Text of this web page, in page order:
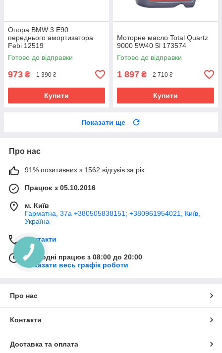
Опора BMW 3 E90
переднього амортизатора
Febi 12519
Готово до відправки
973 ₴ 1 390 ₴
Купити
Моторне масло Total Quartz
9000 5W40 5l 173574
Готово до відправки
1 897 ₴ 2 710 ₴
Купити
Показати ще
Про нас
91% позитивних з 1562 відгуків за рік
Працює з 05.10.2016
м. Київ
Гарматна, 37а +380505838151; +380961954021, Київ,
Україна
Контакти
Сьогодні працює з 08:00 до 20:00
Показати весь графік роботи
Про нас
Контакти
Доставка та оплата